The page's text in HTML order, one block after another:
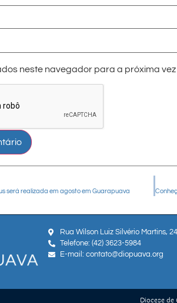
neste navegador para a próxima vez
será realizada em agosto em Guarapuava
Rua Wilson Luiz Silvério Martins,
Telefone: (42) 3623-5984
E-mail: contato@diopuava.org
Diocese